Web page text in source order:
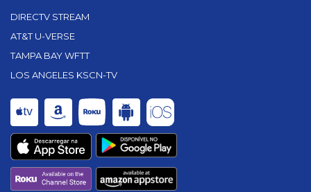
DIRECTV STREAM
AT&T U-VERSE
TAMPA BAY WFTT
LOS ANGELES KSCN-TV